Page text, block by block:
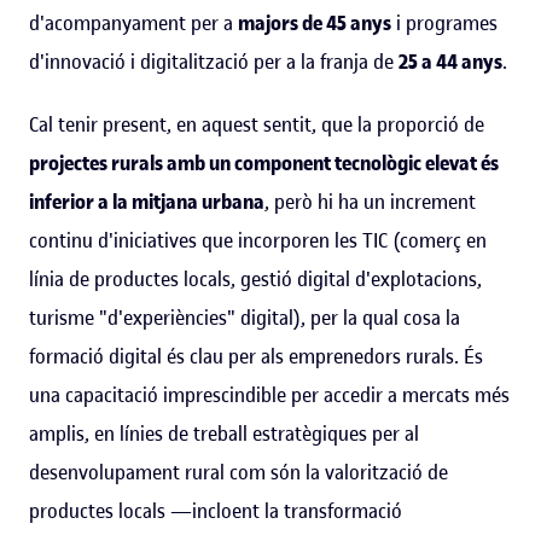
d'acompanyament per a majors de 45 anys i programes
d'innovació i digitalització per a la franja de25 a 44 anys.
Cal tenir present, en aquest sentit, que la proporció de
projectes rurals amb un component tecnològic elevat és
inferior a la mitjana urbana, però hi ha un increment
continu d'iniciatives que incorporen les TIC (comerç en
línia de productes locals, gestió digital d'explotacions,
turisme "d'experiències" digital), per la qual cosa la
formació digital és clau per als emprenedors rurals. És
una capacitació imprescindible per accedir a mercats més
amplis, en línies de treball estratègiques per al
desenvolupament rural com són la valorització de
productes locals —incloent la transformació